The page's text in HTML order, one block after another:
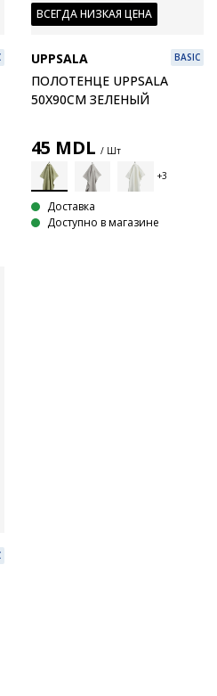
ВСЕГДА НИЗКАЯ ЦЕНА
UPPSALA BASIC
ПОЛОТЕНЦЕ UPPSALA
50X90СМ ЗЕЛЕНЫЙ
45 MDL / Шт
Доставка
Доступно в магазине